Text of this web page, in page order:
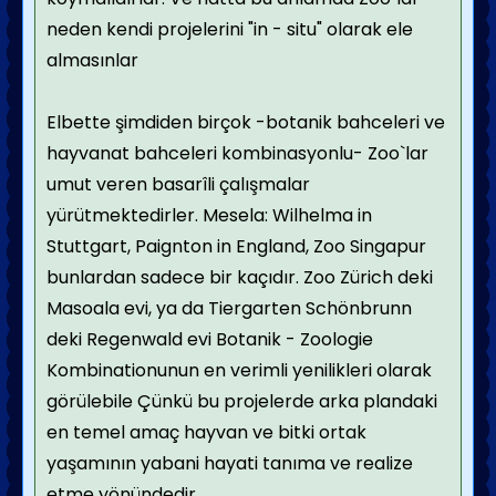
neden kendi projelerini "in - situ" olarak ele
almasınlar
Elbette şimdiden birçok -botanik bahceleri ve
hayvanat bahceleri kombinasyonlu- Zoo`lar
umut veren basarîli çalışmalar
yürütmektedirler. Mesela: Wilhelma in
Stuttgart, Paignton in England, Zoo Singapur
bunlardan sadece bir kaçıdır. Zoo Zürich deki
Masoala evi, ya da Tiergarten Schönbrunn
deki Regenwald evi Botanik - Zoologie
Kombinationunun en verimli yenilikleri olarak
görülebile Çünkü bu projelerde arka plandaki
en temel amaç hayvan ve bitki ortak
yaşamının yabani hayati tanıma ve realize